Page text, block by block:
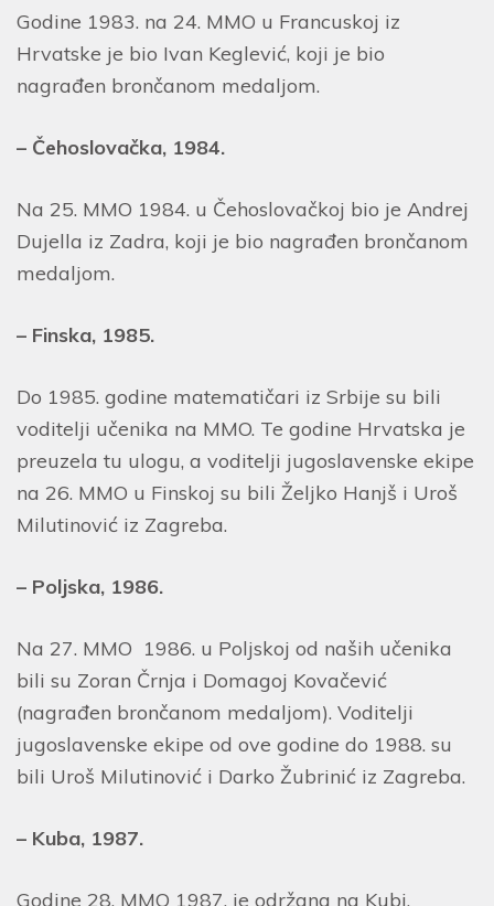
Godine 1983. na 24. MMO u Francuskoj iz
Hrvatske je bio Ivan Keglević, koji je bio
nagrađen brončanom medaljom.
– Čehoslovačka, 1984.
Na 25. MMO 1984. u Čehoslovačkoj bio je Andrej
Dujella iz Zadra, koji je bio nagrađen brončanom
medaljom.
– Finska, 1985.
Do 1985. godine matematičari iz Srbije su bili
voditelji učenika na MMO. Te godine Hrvatska je
preuzela tu ulogu, a voditelji jugoslavenske ekipe
na 26. MMO u Finskoj su bili Željko Hanjš i Uroš
Milutinović iz Zagreba.
– Poljska, 1986.
Na 27. MMO 1986. u Poljskoj od naših učenika
bili su Zoran Črnja i Domagoj Kovačević
(nagrađen brončanom medaljom). Voditelji
jugoslavenske ekipe od ove godine do 1988. su
bili Uroš Milutinović i Darko Žubrinić iz Zagreba.
– Kuba, 1987.
Godine 28. MMO 1987. je održana na Kubi.